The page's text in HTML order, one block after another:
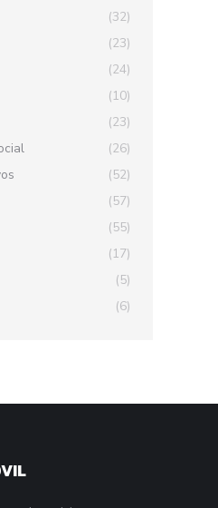
(32)
(23)
(24)
(10)
(23)
(26)
(52)
(57)
(55)
(17)
(5)
(6)